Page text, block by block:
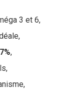
3 et 6,
7%,